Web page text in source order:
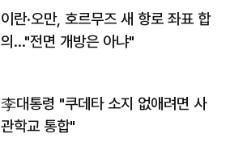
이란·오만, 호르무즈 새 항로 좌표 합
의…"전면 개방은 아냐"
李대통령 "쿠데타 소지 없애려면 사
관학교 통합"